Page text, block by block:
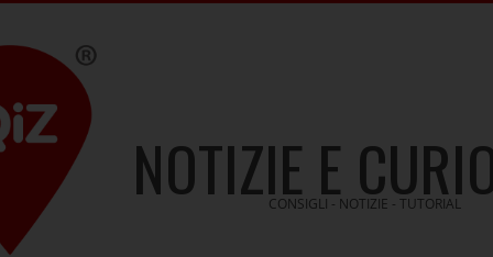
NOTIZIE ECONSIGLI - NOTIZIE - TUTORIAL